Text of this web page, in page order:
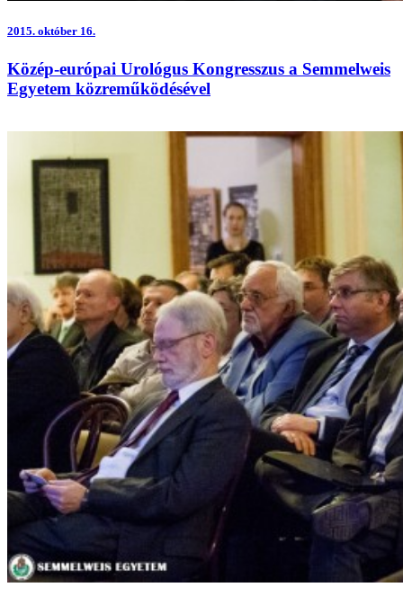
2015. október 16.
Közép-európai Urológus Kongresszus a Semmelweis
Egyetem közreműködésével